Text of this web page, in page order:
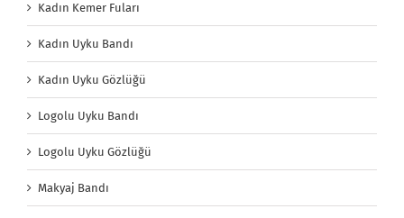
Kadın Kemer Fuları
Kadın Uyku Bandı
Kadın Uyku Gözlüğü
Logolu Uyku Bandı
Logolu Uyku Gözlüğü
Makyaj Bandı